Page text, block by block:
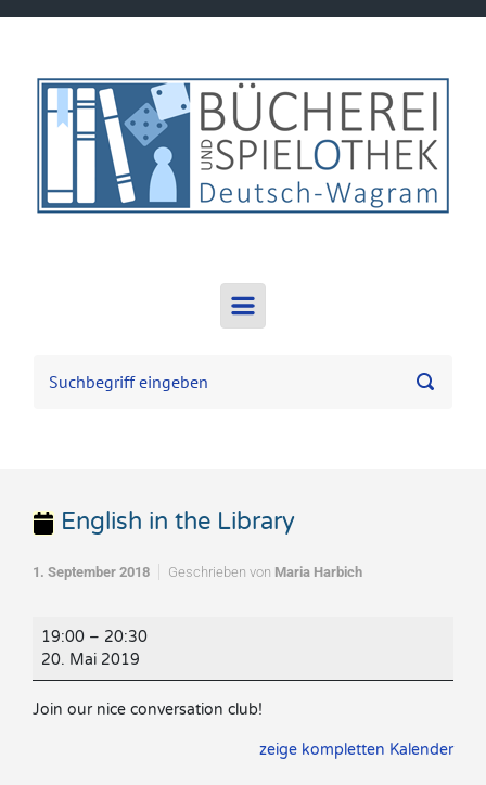
English in the Library
1. September 2018 Geschrieben von Maria Harbich
English
in
19:00 – 20:30
20. Mai 2019
Join our nice conversation club!
zeige kompletten Kalender